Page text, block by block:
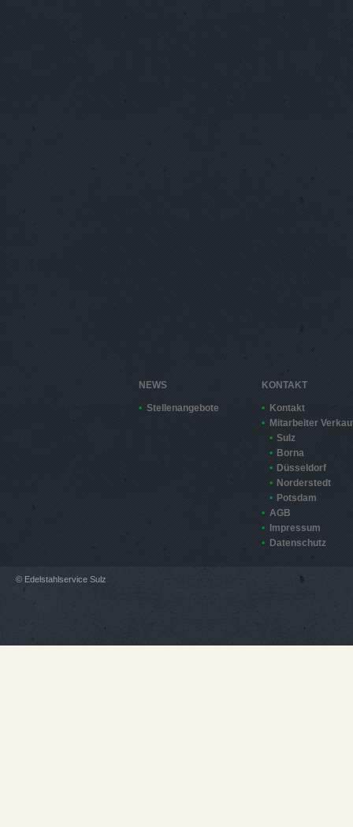
NEWS
Stellenangebote
KONTAKT
Kontakt
Mitarbeiter
Sulz
Borna
Düsseldorf
Norderstedt
Potsdam
AGB
Impressum
Datenschutz
© Edelstahlservice Sulz